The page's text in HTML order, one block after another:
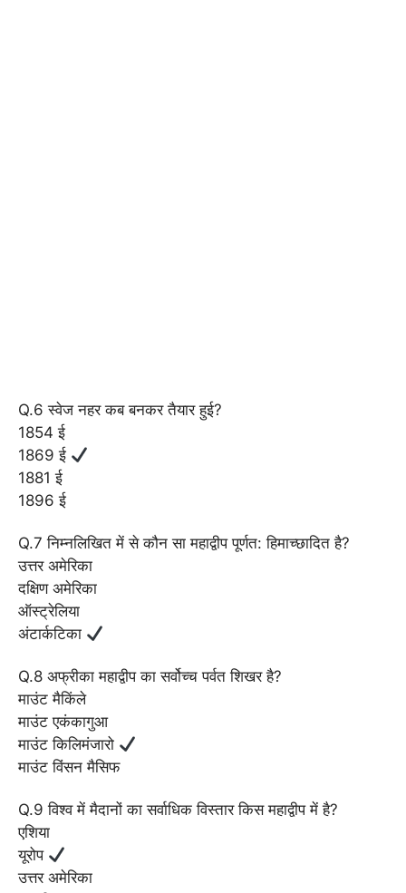
Q.6 स्वेज नहर कब बनकर तैयार हुई?
1854 ई
1869 ई
1881 ई
1896 ई
Q.7 निम्नलिखित में से कौन सा महाद्वीप पूर्णत: हिमाच्छादित है?
उत्तर अमेरिका
दक्षिण अमेरिका
ऑस्ट्रेलिया
अंटार्कटिका
Q.8 अफ्रीका महाद्वीप का सर्वोच्च पर्वत शिखर है?
माउंट मैकिंले
माउंट एकंकागुआ
माउंट किलिमंजारो
माउंट विंसन मैसिफ
Q.9 विश्व में मैदानों का सर्वाधिक विस्तार किस महाद्वीप में है?
एशिया
यूरोप
उत्तर अमेरिका